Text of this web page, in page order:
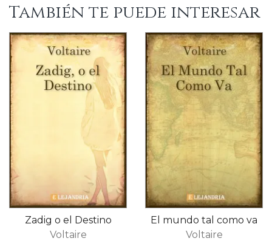
También te puede interesar
Zadig o el Destino
Voltaire
El mundo tal como va
Voltaire